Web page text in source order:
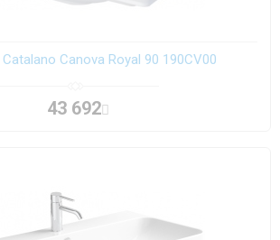
Canova Royal 90 190CV00
43 692